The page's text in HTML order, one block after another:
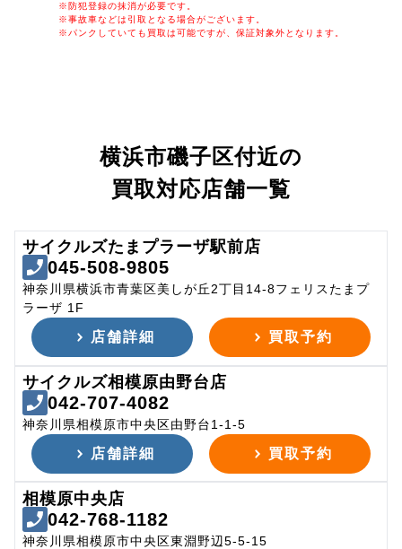
※防犯登録の抹消が必要です。
※事故車などは引取となる場合がございます。
※パンクしていても買取は可能ですが、保証対象外となります。
横浜市磯子区付近の
買取対応店舗一覧
サイクルズたまプラーザ駅前店
045-508-9805
神奈川県横浜市青葉区美しが丘2丁目14-8フェリスたまプ
ラーザ 1F
店舗詳細 買取予約
サイクルズ相模原由野台店
042-707-4082
神奈川県相模原市中央区由野台1-1-5
店舗詳細 買取予約
相模原中央店
042-768-1182
神奈川県相模原市中央区東淵野辺5-5-15